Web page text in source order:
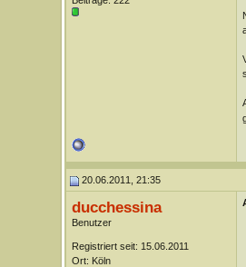
20.06.2011, 21:35
ducchessina
Benutzer
Registriert seit: 15.06.2011
Ort: Köln